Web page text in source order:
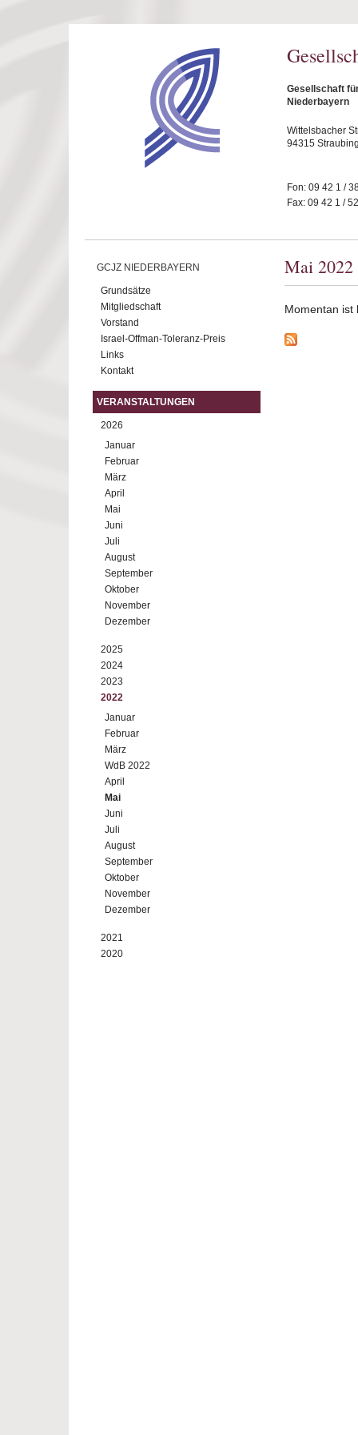
Gesellschaft
Niederbayern
Wittelsbacher
94315
Fon: 09 42 1 /
Fax: 09 42 1 /
GCJZ NIEDERBAYERN
Grundsätze
Mitgliedschaft
Vorstand
Israel-Offman-Toleranz-Preis
Links
Kontakt
VERANSTALTUNGEN
2026
Januar
Februar
März
April
Mai
Juni
Juli
August
September
Oktober
November
Dezember
2025
2024
2023
2022
Januar
Februar
März
WdB 2022
April
Mai
Juni
Juli
August
September
Oktober
November
Dezember
2021
2020
Mai 2022
Momentan ist